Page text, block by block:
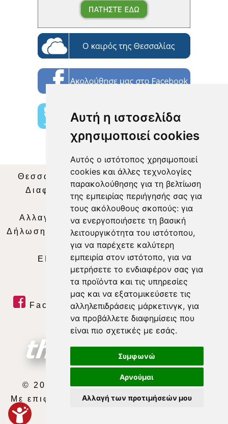
Αυτή η ιστοσελίδα
χρησιμοποιεί cookies
Αυτός ο ιστότοπος χρησιμοποιεί
cookies και άλλες τεχνολογίες
παρακολούθησης για τη βελτίωση
της εμπειρίας περιήγησής σας για
τους ακόλουθους σκοπούς: για
να ενεργοποιήσετε τη βασική
λειτουργικότητα του ιστότοπου,
για να παρέχετε καλύτερη
εμπειρία στον ιστότοπο, για να
μετρήσετε το ενδιαφέρον σας για
τα προϊόντα και τις υπηρεσίες
μας και να εξατομικεύσετε τις
αλληλεπιδράσεις μάρκετινγκ, για
να προβάλλετε διαφημίσεις που
είναι πιο σχετικές με εσάς.
Συμφωνώ
Αρνούμαι
Αλλαγή των προτιμήσεών μου
Θεσσαλία Τηλεόραση|SNG Services
Διαφήμιση | Όροι Χρήσης |Δήλωση
Απορρήτου |
Περιεχόμενο
Αλλαγή Προτιμήσεων για τα Cookies
Δήλωση συμμόρφωσης με τη σύσταση (ΕΕ)
2018/334|Ταυτότητα
ΕΝΗΜΕΡΩΣΗ |WEB TV| LIVE
Facebook| Twitter | Youtube
RSS Feed
© 2026 ΘΕΣΣΑΛΙΑ ΤΗΛΕΟΡΑΣΗ Α.Ε.
Με επιφύλαξη κάθε νόμιμου δικαιώματος.